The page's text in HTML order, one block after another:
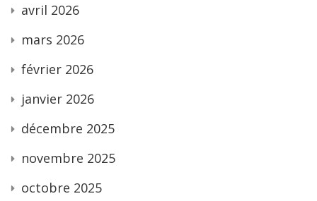
avril 2026
mars 2026
février 2026
janvier 2026
décembre 2025
novembre 2025
octobre 2025